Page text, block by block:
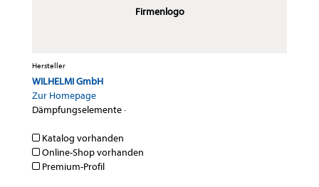
Firmenlogo
Hersteller
WILHELMI GmbH
Zur Homepage
Dämpfungselemente·
Katalog vorhanden
Online-Shop vorhanden
Premium-Profil